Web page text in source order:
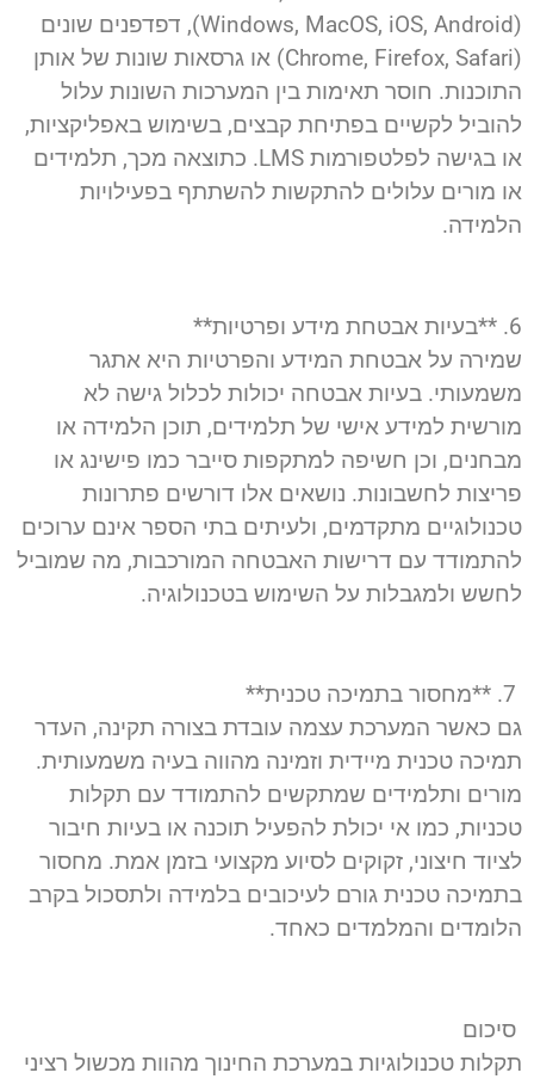
(Windows, MacOS, iOS, Android), דפדפנים שונים
(Chrome, Firefox, Safari) או גרסאות שונות של אותן
התוכנות. חוסר תאימות בין המערכות השונות עלול
להוביל לקשיים בפתיחת קבצים, בשימוש באפליקציות,
או בגישה לפלטפורמות LMS. כתוצאה מכך, תלמידים
או מורים עלולים להתקשות להשתתף בפעילויות
הלמידה.
6. **בעיות אבטחת מידע ופרטיות**
שמירה על אבטחת המידע והפרטיות היא אתגר
משמעותי. בעיות אבטחה יכולות לכלול גישה לא
מורשית למידע אישי של תלמידים, תוכן הלמידה או
מבחנים, וכן חשיפה למתקפות סייבר כמו פישינג או
פריצות לחשבונות. נושאים אלו דורשים פתרונות
טכנולוגיים מתקדמים, ולעיתים בתי הספר אינם ערוכים
להתמודד עם דרישות האבטחה המורכבות, מה שמוביל
לחשש ולמגבלות על השימוש בטכנולוגיה.
גם כאשר המערכת עצמה עובדת בצורה תקינה, העדר
תמיכה טכנית מיידית וזמינה מהווה בעיה משמעותית.
מורים ותלמידים שמתקשים להתמודד עם תקלות
טכניות, כמו אי יכולת להפעיל תוכנה או בעיות חיבור
לציוד חיצוני, זקוקים לסיוע מקצועי בזמן אמת. מחסור
בתמיכה טכנית גורם לעיכובים בלמידה ולתסכול בקרב
הלומדים והמלמדים כאחד.
סיכום
תקלות טכנולוגיות במערכת החינוך מהוות מכשול רציני